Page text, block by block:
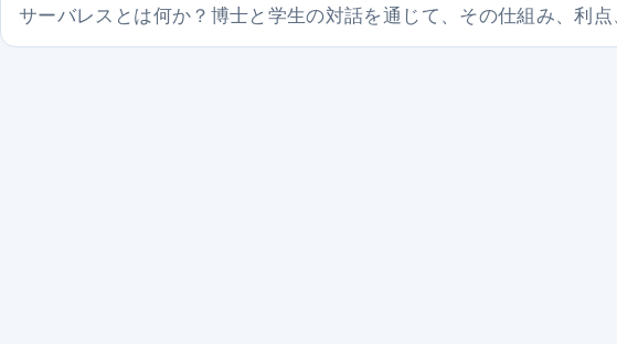
サーバレスとは何か？博士と学生の対話を通じて、その仕組み、利点